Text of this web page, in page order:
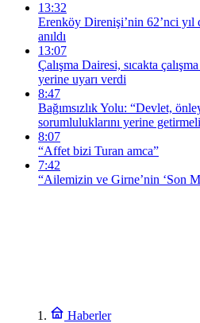
13:32
Erenköy Direnişi’nin 62’nci yıl
anıldı
13:07
Çalışma Dairesi, sıcakta
yerine uyarı verdi
8:47
Bağımsızlık Yolu: “Devlet,
sorumluluklarını yerine
8:07
“Affet bizi Turan amca”
7:42
“Ailemizin ve Girne’nin ‘Son
Haberler